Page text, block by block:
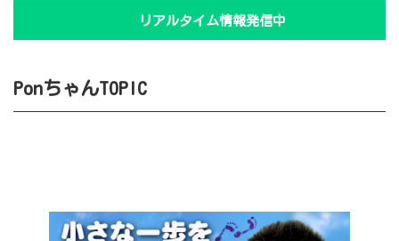
リアルタイム情報発信中
PonちゃんTOPIC